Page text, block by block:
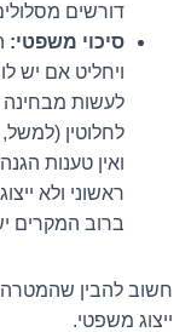
דורשים
סיכוי משפטי:
ויחליט אם יש
לעשות מבחינה
לחלוטין
ואין טענות
ראשוני ולא
ברוב המקרים
חשוב להבין
ייצוג משפטי.